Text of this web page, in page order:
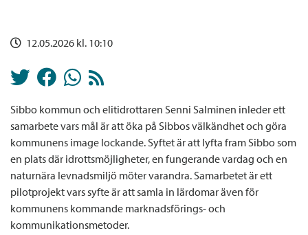
12.05.2026 kl. 10:10
Sibbo kommun och elitidrottaren Senni Salminen inleder ett
samarbete vars mål är att öka på Sibbos välkändhet och göra
kommunens image lockande. Syftet är att lyfta fram Sibbo som
en plats där idrottsmöjligheter, en fungerande vardag och en
naturnära levnadsmiljö möter varandra. Samarbetet är ett
pilotprojekt vars syfte är att samla in lärdomar även för
kommunens kommande marknadsförings- och
kommunikationsmetoder.